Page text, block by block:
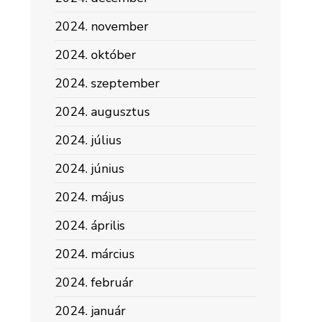
2024. november
2024. október
2024. szeptember
2024. augusztus
2024. július
2024. június
2024. május
2024. április
2024. március
2024. február
2024. január